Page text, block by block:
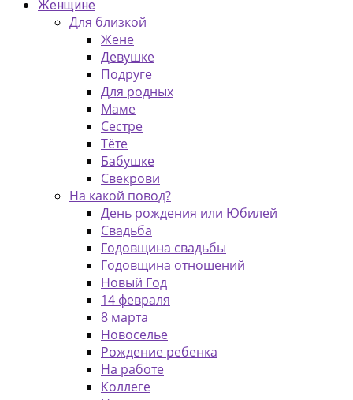
Женщине
Для близкой
Жене
Девушке
Подруге
Для родных
Маме
Сестре
Тёте
Бабушке
Свекрови
На какой повод?
День рождения или Юбилей
Свадьба
Годовщина свадьбы
Годовщина отношений
Новый Год
14 февраля
8 марта
Новоселье
Рождение ребенка
На работе
Коллеге